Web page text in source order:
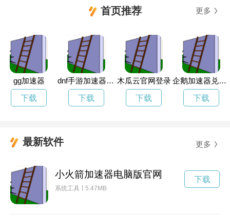
首页推荐 更多
gg加速器
下载
dnf手游加速器免费下载
下载
木瓜云官网登录
下载
企鹅加速器兑换码
下载
最新软件 更多
小火箭加速器电脑版官网
系统工具 5.47MB
下载